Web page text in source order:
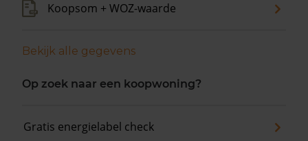
Koopsom + WOZ-waarde
Bekijk alle gegevens
Op zoek naar een koopwoning?
Gratis energielabel check